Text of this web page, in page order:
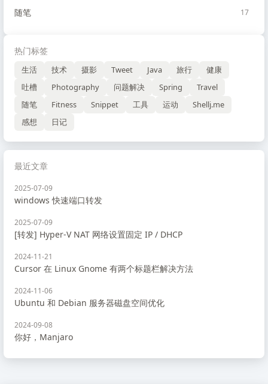
随笔 17
热门标签
生活 技术 摄影 Tweet Java 旅行
健康
吐槽
Photography 问题解决 Spring
Travel
随笔
Fitness Snippet 工具 运动
Shellj.me
感想
日记
最近文章
2025-07-09
windows 快速端口转发
2025-07-09
[转发] Hyper-V NAT 网络设置固定 IP / DHCP
2024-11-21
Cursor 在 Linux Gnome 有两个标题栏解决方法
2024-11-06
Ubuntu 和 Debian 服务器磁盘空间优化
2024-09-08
你好，Manjaro